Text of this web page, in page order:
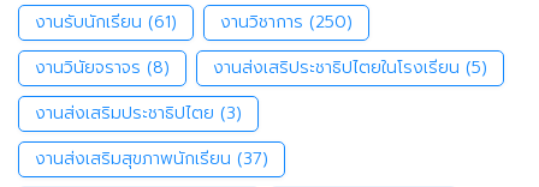
งานรับนักเรียน (61) งานวิชาการ (250)
งานวินัยจราจร (8) งานส่งเสริประชาธิปไตยในโรงเรียน (5)
งานส่งเสริมประชาธิปไตย (3)
งานส่งเสริมสุขภาพนักเรียน (37)